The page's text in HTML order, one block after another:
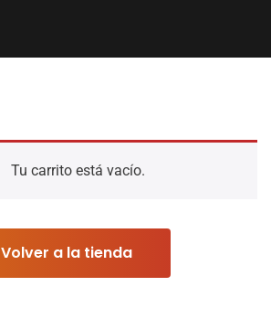
Tu carrito está vacío.
Volver a la tienda